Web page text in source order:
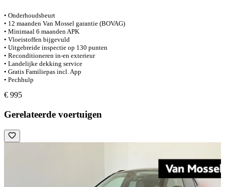
• Onderhoudsbeurt
• 12 maanden Van Mossel garantie (BOVAG)
• Minimaal 6 maanden APK
• Vloeistoffen bijgevuld
• Uitgebreide inspectie op 130 punten
• Reconditioneren in-en exterieur
• Landelijke dekking service
• Gratis Familiepas incl. App
• Pechhulp
€ 995
Gerelateerde voertuigen